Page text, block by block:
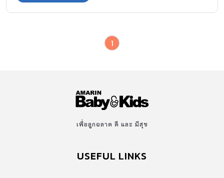
1
เพื่อลูกฉลาด ดี และ มีสุข
USEFUL LINKS